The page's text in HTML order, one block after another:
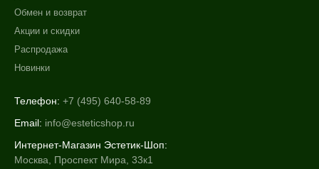
Обмен и возврат
Акции и скидки
Распродажа
Новинки
Телефон: +7 (495) 640-58-89
Email: info@esteticshop.ru
Интернет-Магазин Эстетик-Шоп:
Москва, Проспект Мира, 33к1